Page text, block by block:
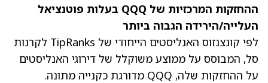
ההחזקות המרכזיות של QQQ בעלות פוטנציאל
העלייה/הירידה הגבוה ביותר
לפי קונצנזוס האנליסטים הייחודי של TipRanks לקרנות
סל, המבוסס על ממוצע משוקלל של דירוגי האנליסטים
על ההחזקות שלה, QQQ מדורגת כקנייה מתונה.